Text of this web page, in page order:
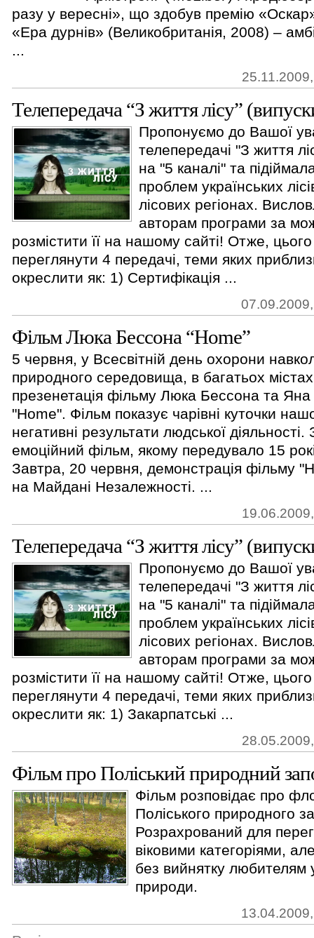
разу у вересні», що здобув премію
«Ера дурнів» (Великобританія, 2008) –
...
Телепередача “З життя лісу”
Пропонуємо до Вашої
телепередачі "З життя
на "5 каналі" та
проблем українських
лісових регіонах.
авторам програми за
розмістити її на нашому сайті! Отже,
переглянути 4 передачі, теми яких
окреслити як: 1) Сертифікація ...
Фільм Люка Бессона “Нome”
5 червня, у Всесвітній день охорони
природного середовища, в багатьох містах
презенетація фільму Люка Бессона та
"Home". Фільм показує чарівні куточки
негативні результати людської
емоційний фільм, якому передувало 15
Завтра, 20 червня, демонстрація фільму
на Майдані Незалежності. ...
Телепередача “З життя лісу”
Пропонуємо до Вашої
телепередачі "З життя
на "5 каналі" та
проблем українських
лісових регіонах.
авторам програми за
розмістити її на нашому сайті! Отже,
переглянути 4 передачі, теми яких
окреслити як: 1) Закарпатські ...
Фільм про Поліський природний
Фільм розповідає про
Поліського природного
Розрахрований для
віковими категоріями,
без вийнятку любителям
природи.